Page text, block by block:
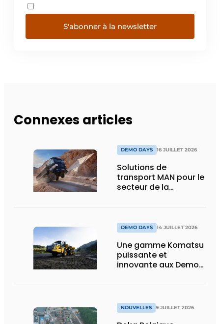
S'abonner à la newsletter
Connexes articles
DEMO DAYS 16 JUILLET 2026
Solutions de
transport MAN pour le
secteur de la
DEMO DAYS 14 JUILLET 2026
Une gamme Komatsu
puissante et
innovante aux Demo
NOUVELLES 9 JUILLET 2026